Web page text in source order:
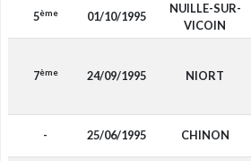
5ème 01/10/1995
NUILLE-SUR-
VICOIN
7ème 24/09/1995 NIORT
- 25/06/1995 CHINON